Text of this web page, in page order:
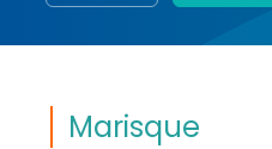
Marisque